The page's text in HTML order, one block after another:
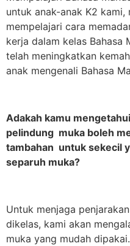
untuk anak-anak K2 kami,
mempelajari cara
kerja dalam kelas Bahasa
telah meningkatkan
anak mengenali Bahasa
Adakah kamu
pelindung muka boleh
tambahan untuk sekecil
separuh muka?
Untuk menjaga
dikelas, kami akan
muka yang mudah